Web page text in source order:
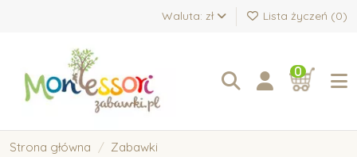
Waluta: zł Lista życzeń (0)
0
Strona główna Zabawki